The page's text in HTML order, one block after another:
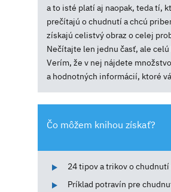
a to isté platí aj naopak, teda tí,
prečítajú o chudnutí a chcú
získajú celistvý obraz o celej
Nečítajte len jednu časť, ale celú
Verím, že v nej nájdete
a hodnotných informácií, ktoré
Čo môžem knihou získať?
24 tipov a trikov o chudnutí
Príklad potravín pre